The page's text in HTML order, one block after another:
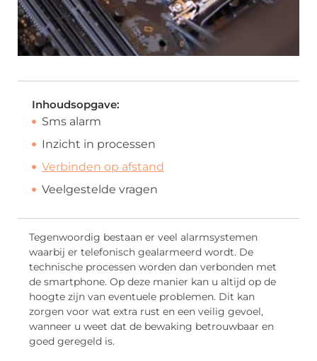
Inhoudsopgave:
Sms alarm
Inzicht in processen
Verbinden op afstand
Veelgestelde vragen
Tegenwoordig bestaan er veel alarmsystemen
waarbij er telefonisch gealarmeerd wordt. De
technische processen worden dan verbonden met
de smartphone. Op deze manier kan u altijd op de
hoogte zijn van eventuele problemen. Dit kan
zorgen voor wat extra rust en een veilig gevoel,
wanneer u weet dat de bewaking betrouwbaar en
goed geregeld is.